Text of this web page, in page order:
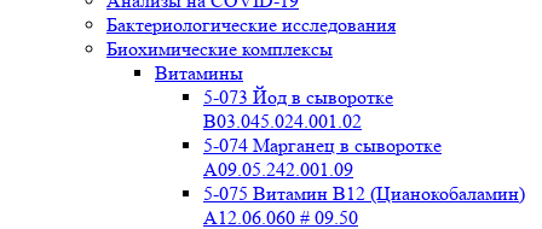
Бактериологические исследования
Биохимические комплексы
Витамины
5-073 Йод в сыворотке
B03.045.024.001.02
5-074 Марганец в сыворотке
A09.05.242.001.09
5-075 Витамин В12 (Цианокобаламин)
A12.06.060 # 09.50